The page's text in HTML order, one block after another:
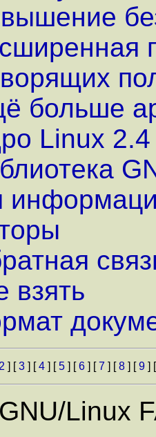
больше
Linux 2.4
взять
2 ] [3 ] [4 ] [5 ] [6 ] [7 ] [8 ] [9 ]
Linux